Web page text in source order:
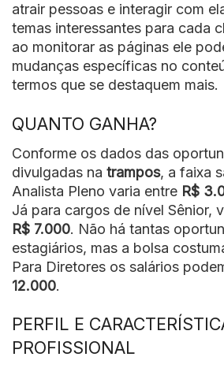
atrair pessoas e interagir com
temas interessantes para cada
ao monitorar as páginas ele
mudanças específicas no
termos que se destaquem mais.
QUANTO GANHA?
Conforme os dados das
divulgadas na trampos, a faixa
Analista Pleno varia entre R$
Já para cargos de nível Sênior,
R$ 7.000. Não há tantas
estagiários, mas a bolsa
Para Diretores os salários
12.000.
PERFIL E
PROFISSIONAL